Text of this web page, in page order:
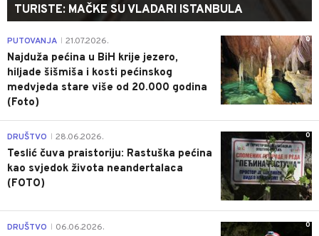
TURISTE: MAČKE SU VLADARI ISTANBULA
0
PUTOVANJA 21.07.2026.
Najduža pećina u BiH krije jezero,
hiljade šišmiša i kosti pećinskog
medvjeda stare više od 20.000 godina
(Foto)
0
DRUŠTVO 28.06.2026.
Teslić čuva praistoriju: Rastuška pećina
kao svjedok života neandertalaca
(FOTO)
0
DRUŠTVO 06.06.2026.